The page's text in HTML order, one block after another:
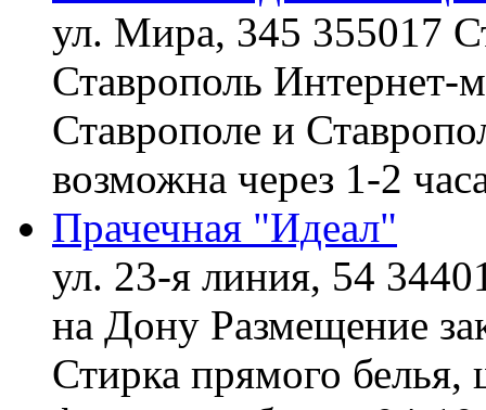
ул. Мира, 345 355017
Ставрополь Интернет-
Ставрополе и
возможна через 1-2
Прачечная "Идеал"
ул. 23-я линия, 54
на Дону Размещение
Стирка прямого